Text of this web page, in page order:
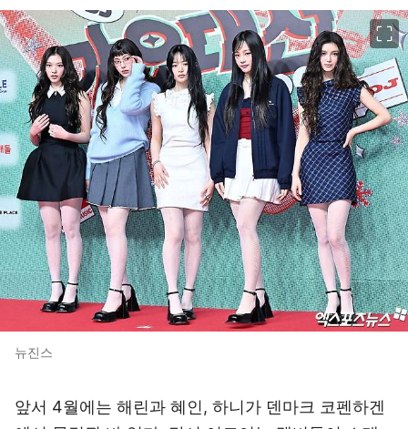
뉴진스
앞서 4월에는 해린과 혜인, 하니가 덴마크 코펜하겐